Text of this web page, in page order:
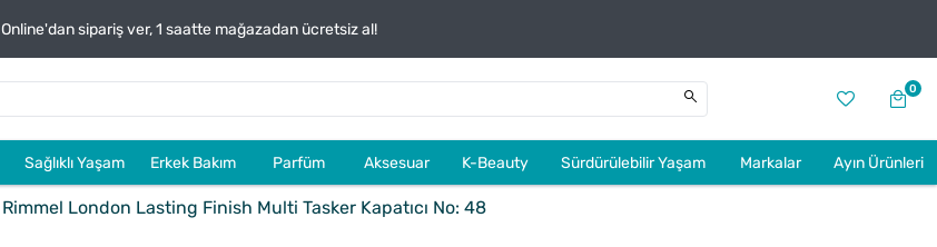
Online'dan sipariş ver, 1 saatte mağazadan ücretsiz al!
0
Sağlıklı Yaşam Erkek Bakım Parfüm Aksesuar K-Beauty Sürdürülebilir Yaşam Markalar Ayın Ürünleri
Rimmel London Lasting Finish Multi Tasker Kapatıcı No: 48